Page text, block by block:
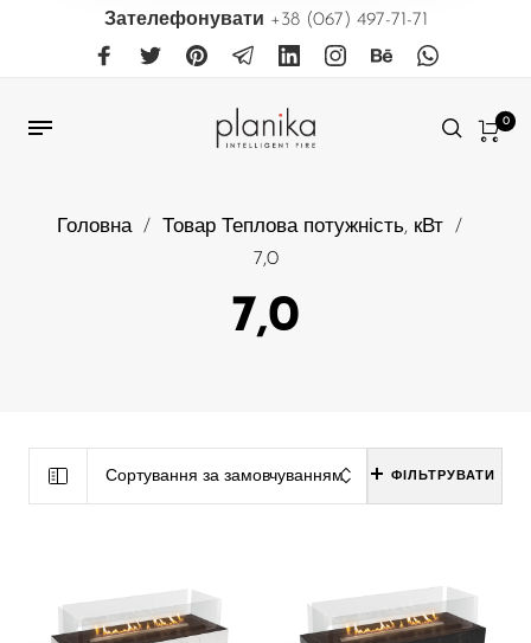
Зателефонувати +38 (067) 497-71-71
0
Головна / Товар Теплова потужність, кВт
/
7,0
7,0
Сортування за замовчуванням ФІЛЬТРУВАТИ